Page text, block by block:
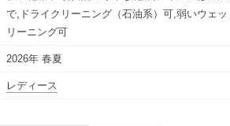
で,ドライクリーニング（石油系）可,弱いウェッ
リーニング可
2026年 春夏
レディース